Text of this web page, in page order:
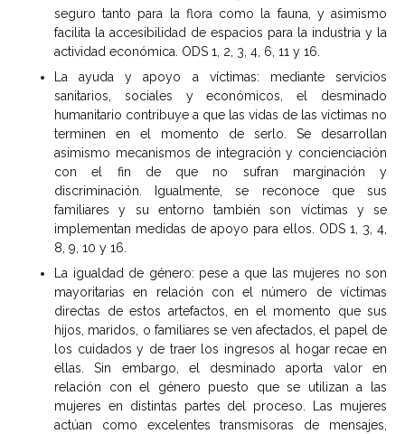
seguro tanto para la flora como la fauna, y asimismo
facilita la accesibilidad de espacios para la industria y la
actividad económica. ODS 1, 2, 3, 4, 6, 11 y 16.
La ayuda y apoyo a víctimas: mediante servicios
sanitarios, sociales y económicos, el desminado
humanitario contribuye a que las vidas de las víctimas no
terminen en el momento de serlo. Se desarrollan
asimismo mecanismos de integración y concienciación
con el fin de que no sufran marginación y
discriminación. Igualmente, se reconoce que sus
familiares y su entorno también son víctimas y se
implementan medidas de apoyo para ellos. ODS 1, 3, 4,
8, 9, 10 y 16.
La igualdad de género: pese a que las mujeres no son
mayoritarias en relación con el número de víctimas
directas de estos artefactos, en el momento que sus
hijos, maridos, o familiares se ven afectados, el papel de
los cuidados y de traer los ingresos al hogar recae en
ellas. Sin embargo, el desminado aporta valor en
relación con el género puesto que se utilizan a las
mujeres en distintas partes del proceso. Las mujeres
actúan como excelentes transmisoras de mensajes,